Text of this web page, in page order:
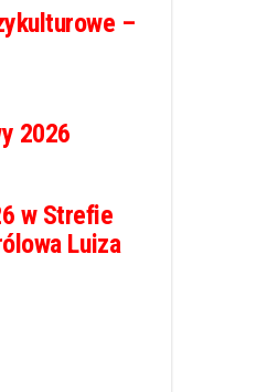
–
2026
w Strefie
Luiza